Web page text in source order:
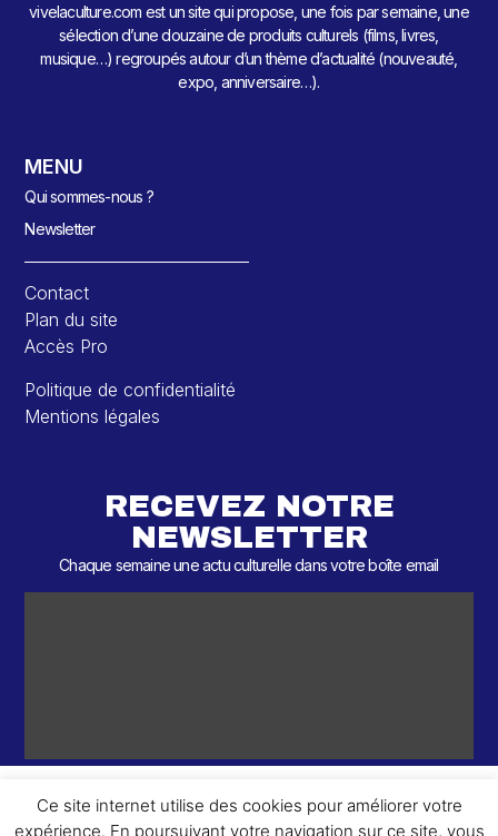
vivelaculture.com est un site qui propose, une fois par semaine, une
sélection d’une douzaine de produits culturels (films, livres,
musique…) regroupés autour d’un thème d’actualité (nouveauté,
expo, anniversaire…).
MENU
Qui sommes-nous ?
Newsletter
Contact
Plan du site
Accès Pro
Politique de confidentialité
Mentions légales
RECEVEZ NOTRE
NEWSLETTER
Chaque semaine une actu culturelle dans votre boîte email
Ce site internet utilise des cookies pour améliorer votre
expérience. En poursuivant votre navigation sur ce site, vous